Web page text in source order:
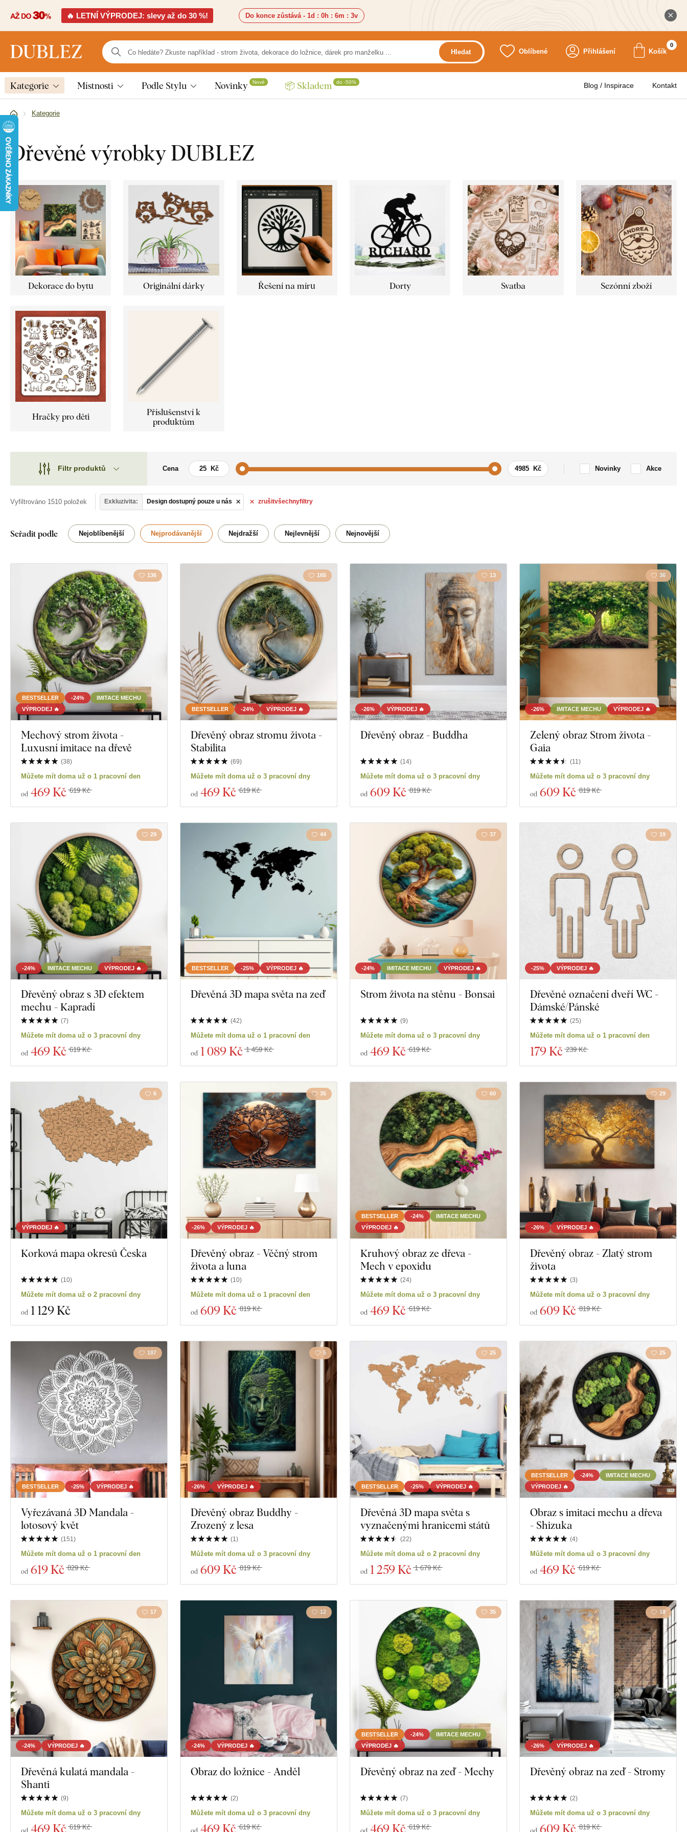
🔥 LETNÍ VÝPRODEJ: slevy až do 30 %! Do konce zůstává - 1d : 0h : 6m : 1v
Hledat Oblíbené Přihlášení Košík
0
Kategorie Místnosti Podle Stylu Novinky Nové 📦 Skladem do -50% Blog / Inspirace Kontakt
Kategorie
Dřevěné výrobky DUBLEZ
Dekorace do bytu Originální dárky Řešení na míru Dorty Svatba Sezónní zboží
Hračky pro děti
Příslušenství k
produktům
Filtr produktů
Motiv
Umístění
Orientace
Dekor
Barva
Vlastní text
Technologie výroby
Exkluzivita
Materiál
Hloubka
Cena Novinky Akce
Motiv
Auta Abstrakt
Anděl Budhizmus
Kůň Láska Lidé
Mapa Město Motýli
Příroda Polygonal Rodina Strom
Srdce Sovy Tvář
Zátiší
Námořnictví Motorky Vesmír
Sport Vzdělání Film Hry
Portrét Osobnosti
zrušitvšechnyfiltry
Vyfiltrováno 1510 položek Exkluzivita: Design dostupný pouze u nás
Seřadit podle Nejoblíbenější Nejprodávanější Nejdražší Nejlevnější Nejnovější
BESTSELLER -24%
IMITACE MECHU
VÝPRODEJ 🔥
136
Mechový strom života -
Luxusní imitace na dřevě
(38)
Můžete mít doma už o 1 pracovní den
od 469 Kč 619 Kč
BESTSELLER -24% VÝPRODEJ 🔥
165
Dřevěný obraz stromu života -
Stabilita
(69)
Můžete mít doma už o 3 pracovní dny
od 469 Kč 619 Kč
-26% VÝPRODEJ 🔥
13
Dřevěný obraz - Buddha
(14)
Můžete mít doma už o 3 pracovní dny
od 609 Kč 819 Kč
-26% IMITACE MECHU VÝPRODEJ 🔥
36
Zelený obraz Strom života -
Gaia
(11 )
Můžete mít doma už o 3 pracovní dny
od 609 Kč 819 Kč
-24% IMITACE MECHU VÝPRODEJ 🔥
29
Dřevěný obraz s 3D efektem
mechu - Kapradí
(7)
Můžete mít doma už o 3 pracovní dny
od 469 Kč 619 Kč
BESTSELLER -25% VÝPRODEJ 🔥
44
Dřevěná 3D mapa světa na zeď
(42)
Můžete mít doma už o 1 pracovní den
od 1 089 Kč 1 459 Kč
-24% IMITACE MECHU VÝPRODEJ 🔥
37
Strom života na stěnu - Bonsai
(9)
Můžete mít doma už o 3 pracovní dny
od 469 Kč 619 Kč
-25% VÝPRODEJ 🔥
19
Dřevěné označení dveří WC -
Dámské/Pánské
(25)
Můžete mít doma už o 1 pracovní den
179 Kč 239 Kč
VÝPRODEJ 🔥
6
Korková mapa okresů Česka
(10)
Můžete mít doma už o 2 pracovní dny
od 1 129 Kč
-26% VÝPRODEJ 🔥
35
Dřevěný obraz - Věčný strom
života a luna
(10)
Můžete mít doma už o 1 pracovní den
od 609 Kč 819 Kč
BESTSELLER -24%
IMITACE MECHU
VÝPRODEJ 🔥
60
Kruhový obraz ze dřeva -
Mech v epoxidu
(24)
Můžete mít doma už o 3 pracovní dny
od 469 Kč 619 Kč
-26% VÝPRODEJ 🔥
29
Dřevěný obraz - Zlatý strom
života
(3)
Můžete mít doma už o 3 pracovní dny
od 609 Kč 819 Kč
BESTSELLER -25% VÝPRODEJ 🔥
187
Vyřezávaná 3D Mandala -
lotosový květ
(151 )
Můžete mít doma už o 1 pracovní den
od 619 Kč 829 Kč
-26% VÝPRODEJ 🔥
5
Dřevěný obraz Buddhy -
Zrozený z lesa
(1 )
Můžete mít doma už o 3 pracovní dny
od 609 Kč 819 Kč
BESTSELLER -25% VÝPRODEJ 🔥
25
Dřevěná 3D mapa světa s
vyznačenými hranicemi států
(22)
Můžete mít doma už o 2 pracovní dny
od 1 259 Kč 1 679 Kč
BESTSELLER -24%
IMITACE MECHU
VÝPRODEJ 🔥
25
Obraz s imitací mechu a dřeva
- Shizuka
(4)
Můžete mít doma už o 3 pracovní dny
od 469 Kč 619 Kč
-24% VÝPRODEJ 🔥
17
Dřevěná kulatá mandala -
Shanti
(9)
Můžete mít doma už o 3 pracovní dny
469 Kč 619 Kč
-24% VÝPRODEJ 🔥
12
Obraz do ložnice - Anděl
(2)
Můžete mít doma už o 3 pracovní dny
469 Kč 619 Kč
BESTSELLER -24%
IMITACE MECHU
VÝPRODEJ 🔥
35
Dřevěný obraz na zeď - Mechy
(7)
Můžete mít doma už o 3 pracovní dny
469 Kč 619 Kč
-26% VÝPRODEJ 🔥
18
Dřevěný obraz na zeď - Stromy
(2)
Můžete mít doma už o 3 pracovní dny
609 Kč 819 Kč